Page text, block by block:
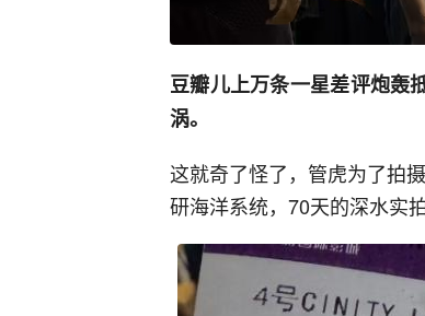
豆瓣儿上万条一星差评炮轰
涡。
这就奇了怪了，管虎为了拍
研海洋系统，70天的深水实